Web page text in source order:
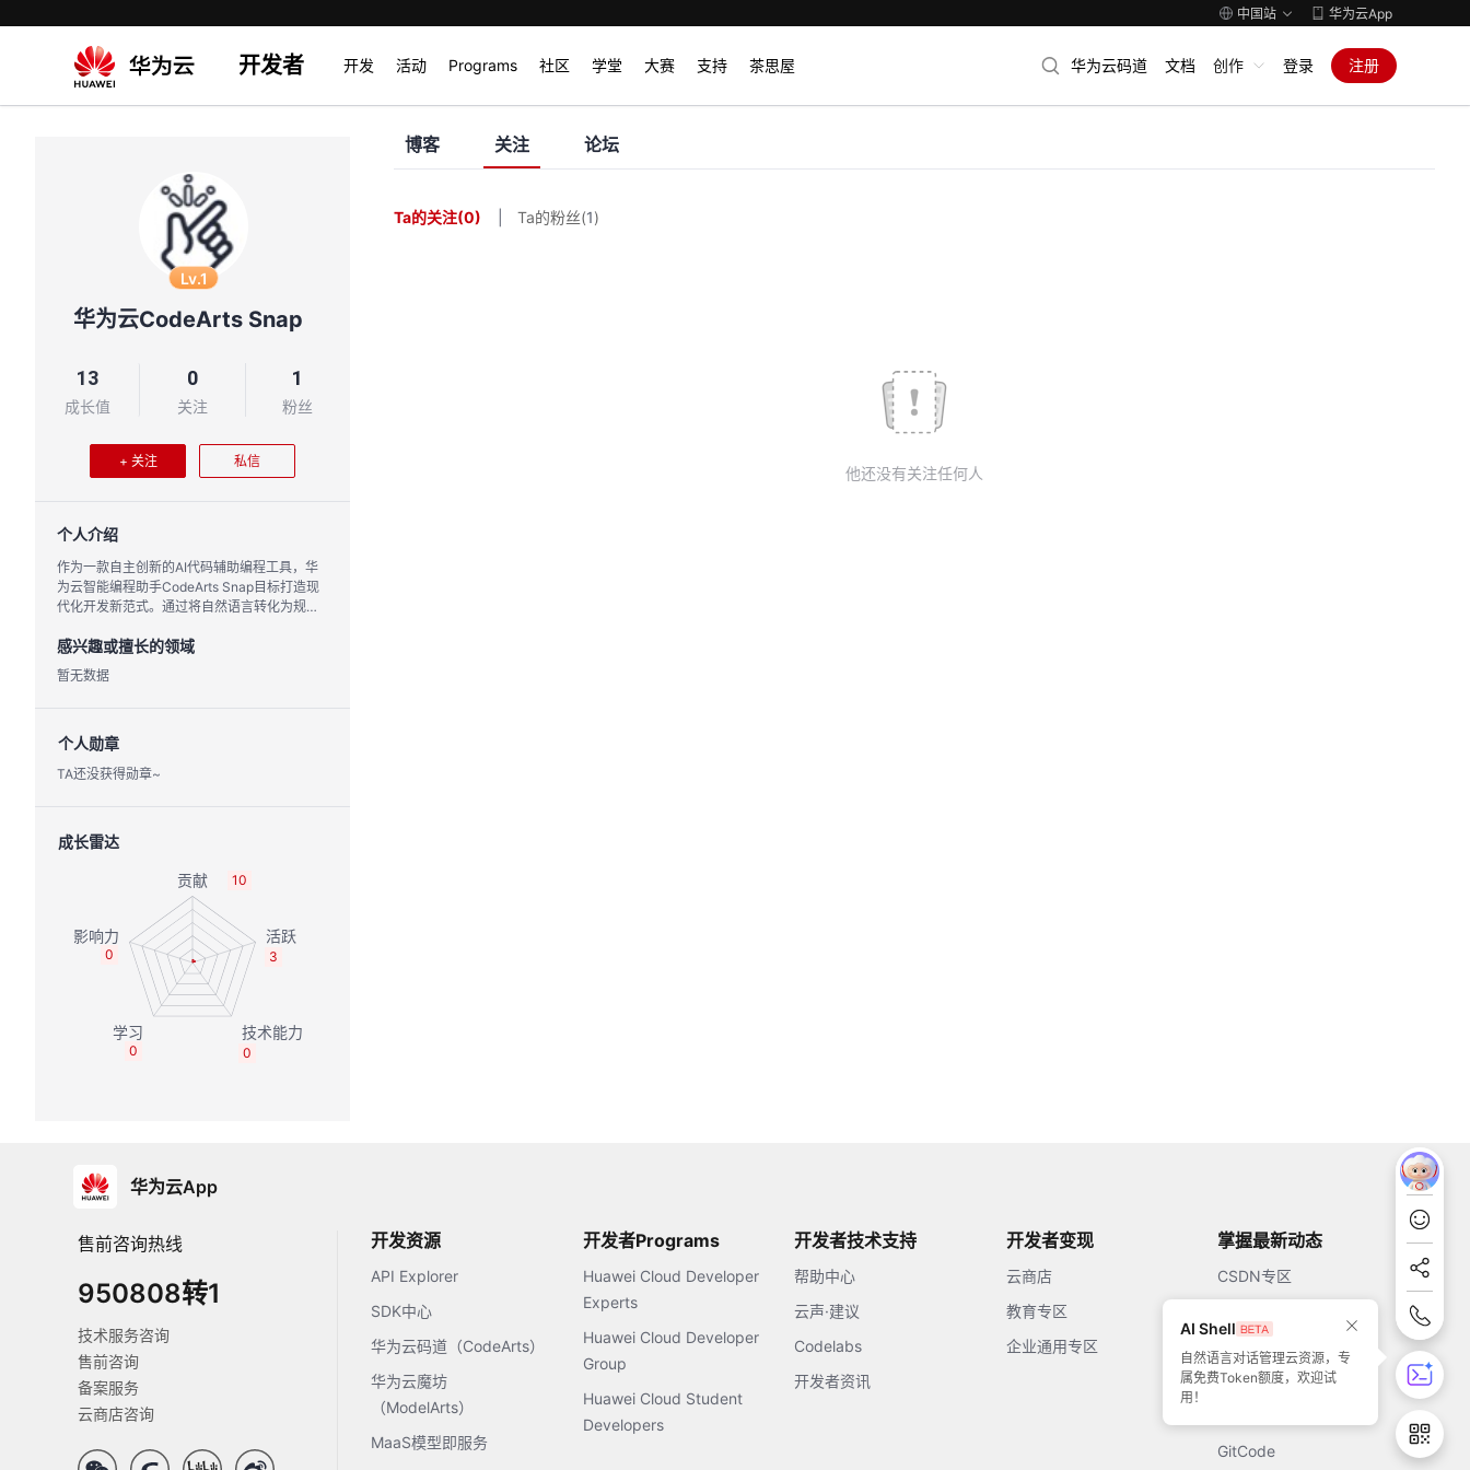
中国站 华为云App
开发者 开发 活动 Programs 社区 学堂 大赛 支持 茶思屋 华为云码道 文档 创作 登录 注册
Lv.1
华为云CodeArts Snap
13
成长值
0
关注
1
粉丝
+ 关注 私信
个人介绍
作为一款自主创新的AI代码辅助编程工具，华
为云智能编程助手CodeArts Snap目标打造现
代化开发新范式。通过将自然语言转化为规范
发者编程效率，助力企业快速响应市场需求。
华为云CodeArts Snap现进入邀测阶段，可即
刻扫码体验！
感兴趣或擅长的领域
暂无数据
个人勋章
TA还没获得勋章~
成长雷达
10
3
0
0
0
博客 关注 论坛
Ta的关注(0) Ta的粉丝(1)
他还没有关注任何人
华为云App
售前咨询热线
950808转1
技术服务咨询
售前咨询
备案服务
云商店咨询
开发资源
API Explorer
SDK中心
华为云码道（CodeArts）
华为云魔坊
（ModelArts）
MaaS模型即服务
开发者Programs
Huawei Cloud Developer
Experts
Huawei Cloud Developer
Group
Huawei Cloud Student
Developers
开发者技术支持
帮助中心
云声·建议
Codelabs
开发者资讯
开发者变现
云商店
教育专区
企业通用专区
掌握最新动态
CSDN专区
51CTO
GitCode
AI Shell
自然语言对话管理云资源，专
属免费Token额度，欢迎试
用！